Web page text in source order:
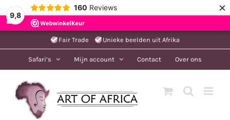
9,8
160 Reviews ×
naar
Fair Trade Unieke beelden uit Afrika
Safari’s Mijn account Contact Over ons